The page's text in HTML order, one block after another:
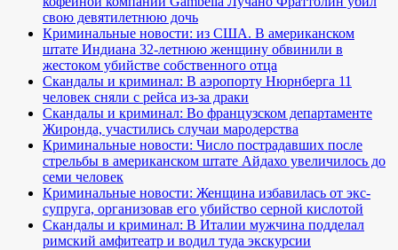
свою девятилетнюю дочь
Криминальные новости: из США. В американском
штате Индиана 32-летнюю женщину обвинили в
жестоком убийстве собственного отца
Скандалы и криминал: В аэропорту Нюрнберга 11
человек сняли с рейса из-за драки
Скандалы и криминал: Во французском департаменте
Жиронда, участились случаи мародерства
Криминальные новости: Число пострадавших после
стрельбы в американском штате Айдахо увеличилось до
семи человек
Криминальные новости: Женщина избавилась от экс-
супруга, организовав его убийство серной кислотой
Скандалы и криминал: В Италии мужчина подделал
римский амфитеатр и водил туда экскурсии